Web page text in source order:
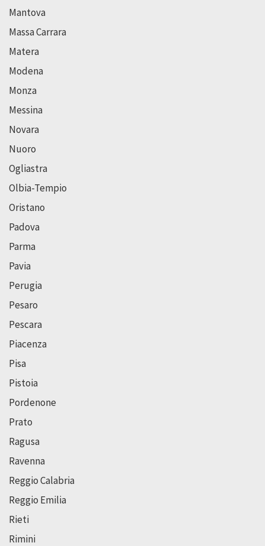
Mantova
Massa Carrara
Matera
Modena
Monza
Messina
Novara
Nuoro
Ogliastra
Olbia-Tempio
Oristano
Padova
Parma
Pavia
Perugia
Pesaro
Pescara
Piacenza
Pisa
Pistoia
Pordenone
Prato
Ragusa
Ravenna
Reggio Calabria
Reggio Emilia
Rieti
Rimini